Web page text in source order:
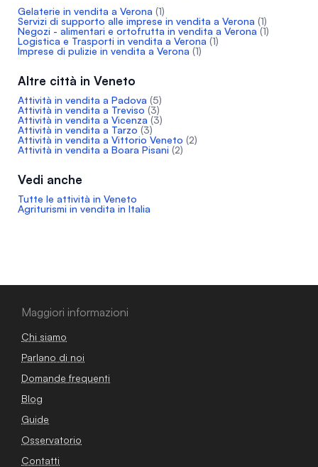
Gelaterie in vendita a Verona (1)
Servizi di supporto alle imprese in vendita a Verona (1)
Negozi - alimentari e ortofrutta in vendita a Verona (1)
Logistica e Trasporti in vendita a Verona (1)
Imprese di pulizie in vendita a Verona (1)
Altre città in Veneto
Attività in vendita a Padova (5)
Attività in vendita a Treviso (3)
Attività in vendita a Vicenza (3)
Attività in vendita a Tarzo (3)
Attività in vendita a Vittorio Veneto (2)
Attività in vendita a Boara Pisani (2)
Vedi anche
Tutte le attività in Veneto
Agriturismi in vendita in Italia
Maggiori informazioni
Chi siamo
Parlano di noi
Domande frequenti
Blog
Guide
Osservatorio
Contatti